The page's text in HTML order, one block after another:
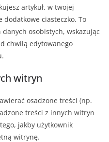
artykuł, w twojej
ciasteczko. To
osobistych, wskazując
chwilą edytowanego
witryn
osadzone treści (np.
treści z innych witryn
jakby użytkownik
witrynę.